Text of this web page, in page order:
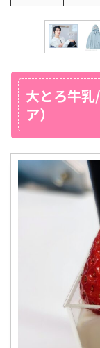
大とろ牛
ア）